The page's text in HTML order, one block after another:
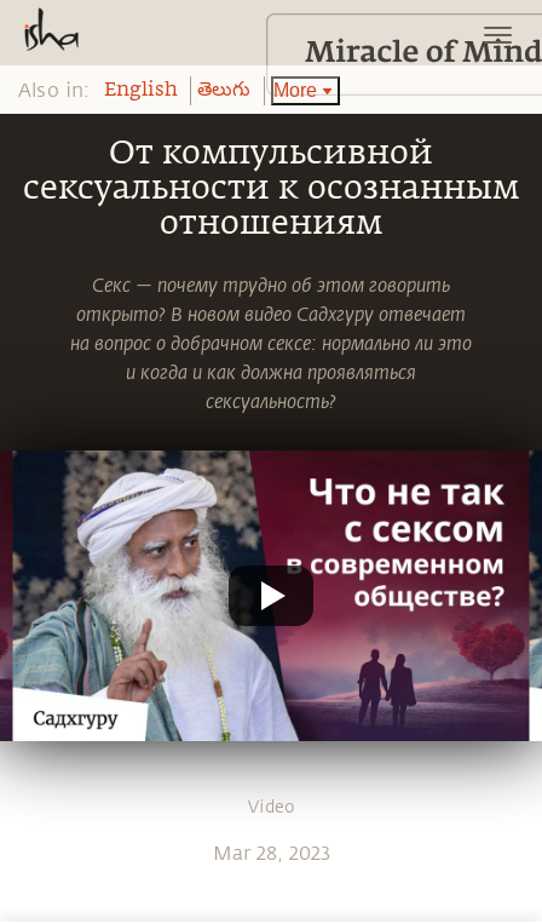
Also in: English తెలుగు More
От компульсивной
сексуальности к осознанным
отношениям
Секс — почему трудно об этом говорить
открыто? В новом видео Садхгуру отвечает
на вопрос о добрачном сексе: нормально ли это
и когда и как должна проявляться
сексуальность?
Video
Mar 28, 2023